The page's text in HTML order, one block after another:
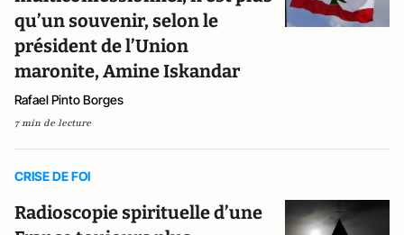
qu’un souvenir, selon le
président de l’Union
maronite, Amine Iskandar
Rafael Pinto Borges
7 min de lecture
CRISE DE FOI
Radioscopie spirituelle d’une